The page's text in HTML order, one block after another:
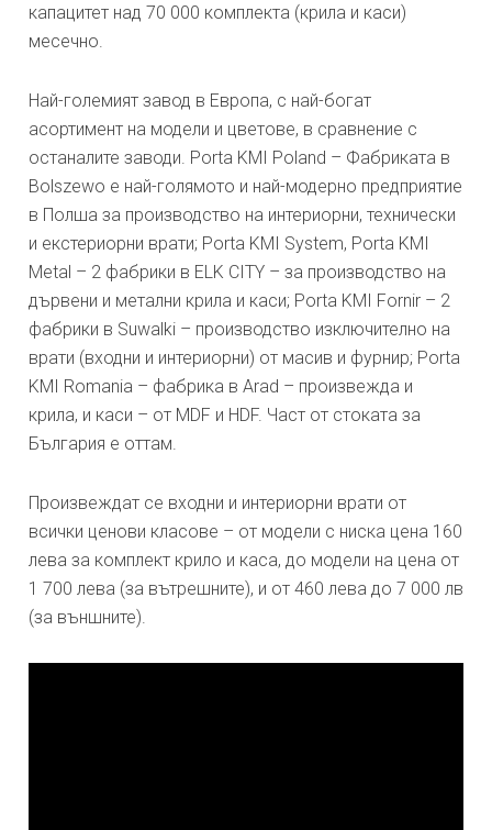
капацитет над 70 000 комплекта (крила и каси)
месечно.
Най-големият завод в Европа, с най-богат
асортимент на модели и цветове, в сравнение с
останалите заводи. Porta KMI Poland – Фабриката в
Bolszewo е най-голямото и най-модерно предприятие
в Полша за производство на интериорни, технически
и екстериорни врати; Porta KMI System, Porta KMI
Metal – 2 фабрики в ELK CITY – за производство на
дървени и метални крила и каси; Porta KMI Fornir – 2
фабрики в Suwalki – производство изключително на
врати (входни и интериорни) от масив и фурнир; Porta
KMI Romania – фабрика в Arad – произвежда и
крила, и каси – от MDF и HDF. Част от стоката за
България е оттам.
Произвеждат се входни и интериорни врати от
всички ценови класове – от модели с ниска цена 160
лева за комплект крило и каса, до модели на цена от
1 700 лева (за вътрешните), и от 460 лева до 7 000 лв
(за външните).